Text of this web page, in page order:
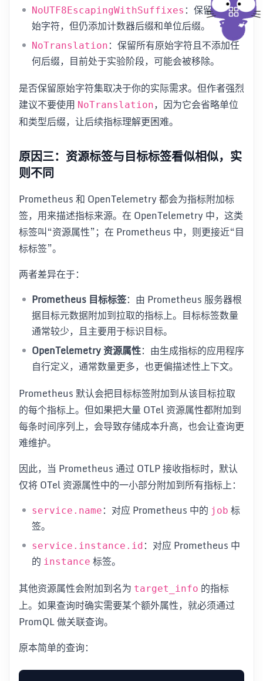
NoUTF8EscapingWithSuffixes ：保留所有原
始字符，但仍添加计数器后缀和单位后缀。
NoTranslation ：保留所有原始字符且不添加任
何后缀，目前处于实验阶段，可能会被移除。
是否保留原始字符集取决于你的实际需求。但作者强烈
建议不要使用 NoTranslation，因为它会省略单位
和类型后缀，让后续指标理解更困难。
原因三：资源标签与目标标签看似相似，实
则不同
Prometheus 和 OpenTelemetry 都会为指标附加标
签，用来描述指标来源。在 OpenTelemetry 中，这类
标签叫“资源属性”；在 Prometheus 中，则更接近“目
标标签”。
两者差异在于：
Prometheus 目标标签：由 Prometheus 服务器根
据目标元数据附加到拉取的指标上。目标标签数量
通常较少，且主要用于标识目标。
OpenTelemetry 资源属性：由生成指标的应用程序
自行定义，通常数量更多，也更偏描述性上下文。
Prometheus 默认会把目标标签附加到从该目标拉取
的每个指标上。但如果把大量 OTel 资源属性都附加到
每条时间序列上，会导致存储成本升高，也会让查询更
难维护。
因此，当 Prometheus 通过 OTLP 接收指标时，默认
仅将 OTel 资源属性中的一小部分附加到所有指标上：
service.name ：对应 Prometheus 中的 job 标
签。
service.instance.id ：对应 Prometheus 中
的 instance 标签。
其他资源属性会附加到名为 target_info 的指标
上。如果查询时确实需要某个额外属性，就必须通过
PromQL 做关联查询。
原本简单的查询：